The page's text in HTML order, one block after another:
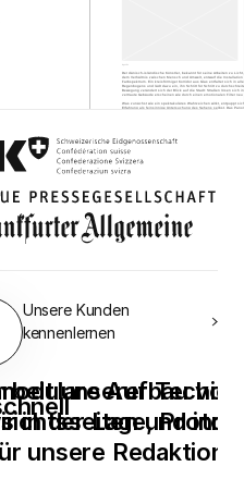
Unsere Kunden
kennenlernen
unserer
in der Lage,
unsere Redaktion
Aufbau
und